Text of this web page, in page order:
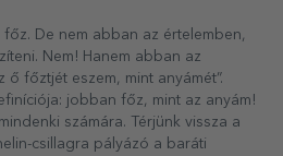
De nem abban az értelemben,
Nem! Hanem abban az
főztjét eszem, mint anyámét”.
jobban főz, mint az anyám!
számára. Térjünk vissza a
csillagra pályázó a baráti